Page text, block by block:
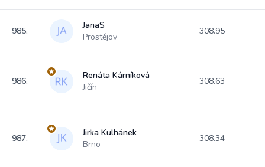
985.
JanaS
Prostějov
308.95
986.
Renáta Kárníková
Jičín
308.63
987.
Jirka Kulhánek
Brno
308.34